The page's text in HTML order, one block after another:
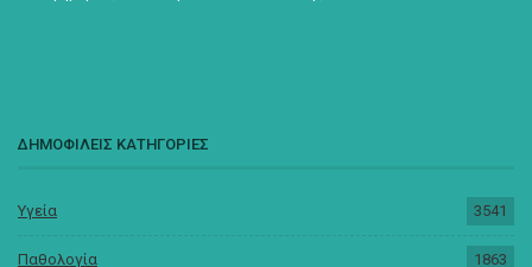
ΔΗΜΟΦΙΛΕΙΣ ΚΑΤΗΓΟΡΙΕΣ
Υγεία 3541
Παθολογία 1863